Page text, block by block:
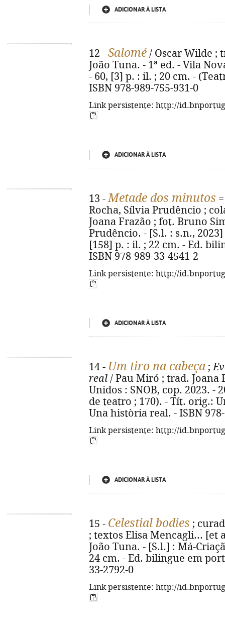
ADICIONAR À LISTA
12 - Salomé / Oscar Wilde ;
João Tuna. - 1ª ed. - Vila
- 60, [3] p. : il. ; 20 cm. -
ISBN 978-989-755-931-0
Link persistente: http://
ADICIONAR À LISTA
13 -Metade dos minutos
Rocha, Sílvia Prudêncio ;
Joana Frazão ; fot. Bruno
Prudêncio. - [S.l. : s.n.,
[158] p. : il. ; 22 cm. - Ed.
ISBN 978-989-33-4541-2
Link persistente: http://
ADICIONAR À LISTA
14 - Um tiro na cabeça ;
real / Pau Miró ; trad. Joana
Unidos : SNOB, cop. 2023. -
de teatro ; 170). - Tít. orig.:
Una història real. - ISBN
Link persistente: http://
ADICIONAR À LISTA
15 - Celestial bodies ;
; textos Elisa Mencagli... [et
João Tuna. - [S.l.] : Má-
24 cm. - Ed. bilingue em
33-2792-0
Link persistente: http://